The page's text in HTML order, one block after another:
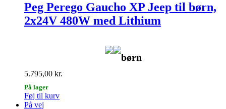
Peg Perego Gaucho XP Jeep til børn,
2x24V 480W med Lithium
børn
5.795,00 kr.
På lager
Føj til kurv
På vej